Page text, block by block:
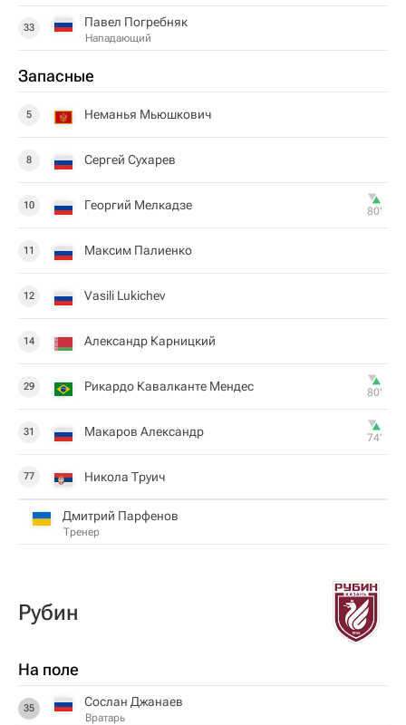
33 Павел Погребняк
Нападающий
Запасные
5 Неманья Мьюшкович
8 Сергей Сухарев
10 Георгий Мелкадзе 80‎’‎
11 Максим Палиенко
12 Vasili Lukichev
14 Александр Карницкий
29 Рикардо Кавалканте Мендес 80‎’‎
31 Макаров Александр 74‎’‎
77 Никола Труич
Дмитрий Парфенов
Тренер
Рубин
На поле
35 Сослан Джанаев
Вратарь